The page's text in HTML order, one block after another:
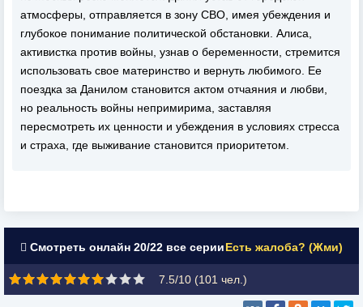
атмосферы, отправляется в зону СВО, имея убеждения и
глубокое понимание политической обстановки. Алиса,
активистка против войны, узнав о беременности, стремится
использовать свое материнство и вернуть любимого. Ее
поездка за Данилом становится актом отчаяния и любви,
но реальность войны непримирима, заставляя
пересмотреть их ценности и убеждения в условиях стресса
и страха, где выживание становится приоритетом.
Смотреть онлайн 20/22 все серииЕсть жалоба? (Жми)
7.5/10 (101 чел.)